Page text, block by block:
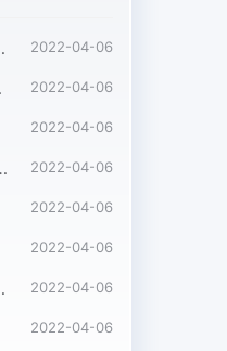
业安全规范 2022-04-06
则 2022-04-06
2022-04-06
基本性能的通用要求 2022-04-06
2022-04-06
2022-04-06
data transmission with frequencies up to 600 MHz 2022-04-06
2022-04-06